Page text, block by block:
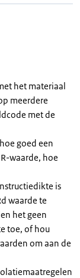
het materiaal
meerdere
met de
goed een
waarde, hoe
is
waarde te
het geen
toe, of hou
om aan de